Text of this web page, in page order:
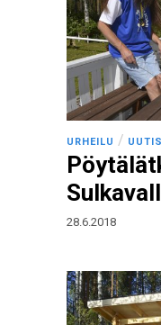
URHEILU /
28.6.2018